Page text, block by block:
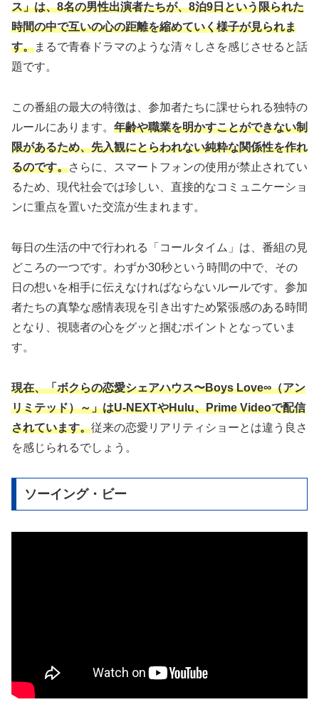
ス」は、8名の男性出演者たちが、8泊9日という限られた
時間の中で互いの心の距離を縮めていく様子が見られま
す。まるで青春ドラマのような清々しさを感じさせると話
題です。
この番組の最大の特徴は、参加者たちに課せられる独特の
ルールにあります。 年齢や職業を明かすことができない制
限があるため、先入観にとらわれない純粋な関係性を作れ
るのです。さらに、スマートフォンの使用が禁止されてい
るため、現代社会では珍しい、直接的なコミュニケーショ
ンに重点を置いた交流が生まれます。
毎日の生活の中で行われる「コールタイム」は、番組の見
どころの一つです。わずか30秒という時間の中で、その
日の想いを相手に伝えなければならないルールです。参加
者たちの真摯な感情表現を引き出すため緊張感のある時間
となり、視聴者の心をグッと掴むポイントとなっていま
す。
現在、「ボクらの恋愛シェアハウス〜Boys Love∞（アン
リミテッド）～」はU-NEXTやHulu、Prime Videoで配信
されています。従来の恋愛リアリティショーとは違う良さ
を感じられるでしょう。
ソーイング・ビー